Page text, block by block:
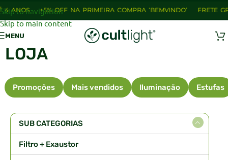
Skip to navigation
Skip to main content
+5% OFF NA PRIMEIRA COMPRA ‘BEMVINDO’ FRETE
MENU
LOJA
Promoções Mais vendidos Iluminação Estufas
SUB CATEGORIAS
Filtro + Exaustor